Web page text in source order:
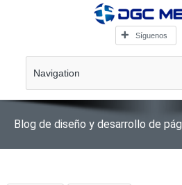
Síguenos
Navigation
Blog de diseño y desarrollo de